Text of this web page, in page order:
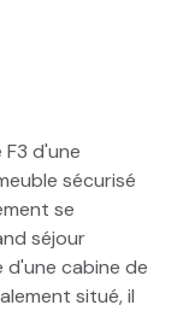
d'une
sécurisé
se
séjour
d'une cabine de
situé, il